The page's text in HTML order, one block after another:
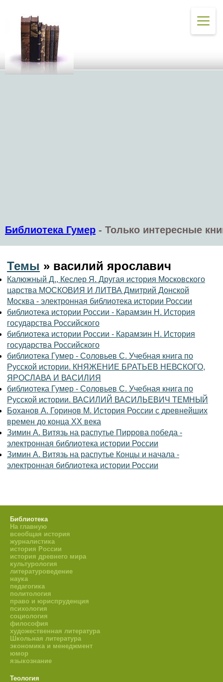
Библиотека Гумер - Только интересные
Темы » василий ярославич
Калюжный Д., Кеслер Я. Другая история Московского
царства МОСКОВИЯ И ЛИТВА Дмитрий Донской
Москва - электронная библиотека истории России
библиотека истории России - Карамзин Н. История
государства Российского
библиотека истории России - Карамзин Н. История
государства Российского
библиотека Гумер - Соловьев С. Учебная книга по
Русской истории. КНЯЖЕНИЕ БРАТЬЕВ НЕВСКОГО,
ЯРОСЛАВА И ВАСИЛИЯ
библиотека Гумер - Соловьев С. Учебная книга по
Русской истории. ВАСИЛИЙ ВАСИЛЬЕВИЧ ТЕМНЫЙ
Боханов А. Горинов М. История России с древнейших
времен до конца XX века
Зимин А. Витязь на распутье Пиррова победа -
электронная библиотека истории России
Зимин А. Витязь на распутье Концы и начала -
электронная библиотека истории России
Библиотека
На главную
всеобщая история
журналистика
история России
история древнего мира
культурология
литературоведение
наука
педагогика
политология
право и юриспруденция
психология
социология
философия
художественная литература
Школьная литература
экономика и менеджмент
юмор
языкознание
Теология